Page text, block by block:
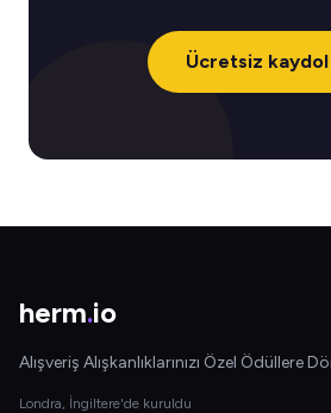
Ücretsiz kaydol
herm.io
Alışveriş Alışkanlıklarınızı Özel Ödüllere
Londra, İngiltere'de kuruldu